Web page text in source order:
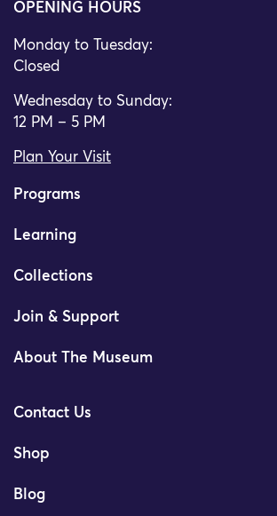
OPENING HOURS
Monday to Tuesday:
Closed
Wednesday to Sunday:
12 PM – 5 PM
Plan Your Visit
Programs
Learning
Collections
Join & Support
About The Museum
Contact Us
Shop
Blog